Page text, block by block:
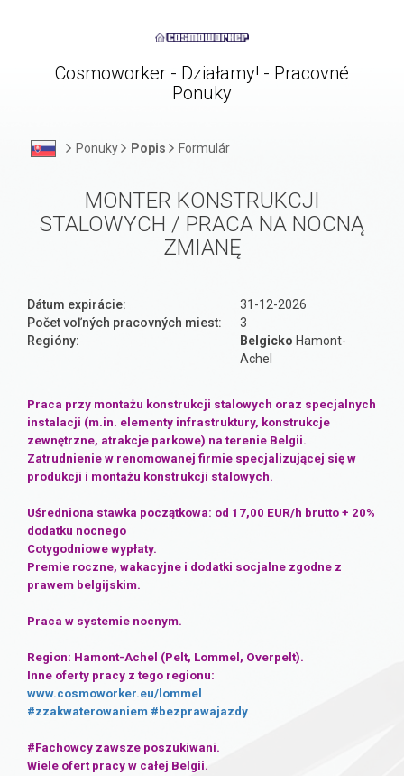
Cosmoworker - Działamy! - Pracovné
Ponuky
Ponuky Popis Formulár
MONTER KONSTRUKCJI
STALOWYCH / PRACA NA NOCNĄ
ZMIANĘ
Dátum expirácie:
31-12-2026
Počet voľných pracovných miest:
3
Regióny:
Belgicko Hamont-
Achel
Praca przy montażu konstrukcji stalowych oraz specjalnych
instalacji (m.in. elementy infrastruktury, konstrukcje
zewnętrzne, atrakcje parkowe) na terenie Belgii.
Zatrudnienie w renomowanej firmie specjalizującej się w
produkcji i montażu konstrukcji stalowych.
Uśredniona stawka początkowa: od 17,00 EUR/h brutto + 20%
dodatku nocnego
Cotygodniowe wypłaty.
Premie roczne, wakacyjne i dodatki socjalne zgodne z
prawem belgijskim.
Praca w systemie nocnym.
Region: Hamont-Achel (Pelt, Lommel, Overpelt).
Inne oferty pracy z tego regionu:
www.cosmoworker.eu/lommel
#zzakwaterowaniem #bezprawajazdy
#Fachowcy zawsze poszukiwani.
Wiele ofert pracy w całej Belgii.